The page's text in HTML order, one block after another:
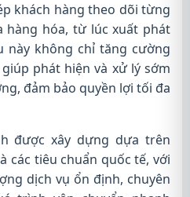
khách hàng theo dõi từng
hàng hóa, từ lúc xuất phát
này không chỉ tăng cường
phát hiện và xử lý sớm
đảm bảo quyền lợi tối đa
được xây dựng dựa trên
các tiêu chuẩn quốc tế, với
dịch vụ ổn định, chuyên